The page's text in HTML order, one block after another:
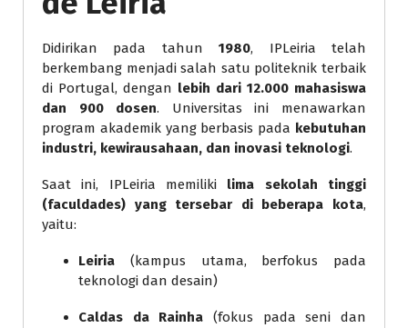
Didirikan pada tahun1980, IPLeiria telah
berkembang menjadi salah satu politeknik terbaik
di Portugal, dengan lebih dari 12.000 mahasiswa
dan 900 dosen. Universitas ini menawarkan
program akademik yang berbasis pada kebutuhan
industri, kewirausahaan, dan inovasi teknologi.
Saat ini, IPLeiria memiliki lima sekolah tinggi
(faculdades) yang tersebar di beberapa kota,
yaitu:
Leiria (kampus utama, berfokus pada
teknologi dan desain)
Caldas da Rainha (fokus pada seni dan